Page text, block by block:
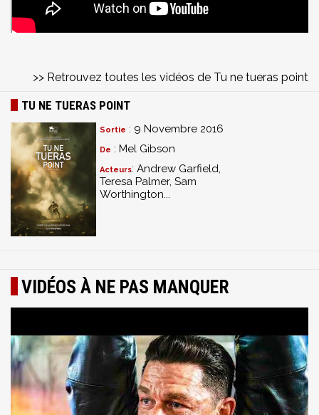
>> Retrouvez toutes les vidéos de Tu ne tueras point
TU NE TUERAS POINT
Sortie : 9 Novembre 2016
De : Mel Gibson
Acteurs: Andrew Garfield,
Teresa Palmer, Sam
Worthington...
VIDÉOS À NE PAS MANQUER